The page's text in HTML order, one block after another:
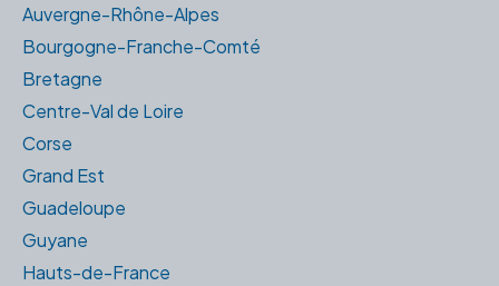
Auvergne-Rhône-Alpes
Bourgogne-Franche-Comté
Bretagne
Centre-Val de Loire
Corse
Grand Est
Guadeloupe
Guyane
Hauts-de-France